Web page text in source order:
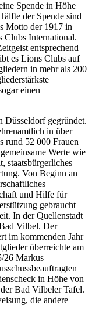
Spende in Höhe
der Spende sind
Motto der 1917 in
Clubs International.
entsprechend
es Lions Clubs auf
in mehr als 200
einen
Düsseldorf gegründet.
in über
rund 52 000 Frauen
Werte wie
staatsbürgerliches
Von Beginn an
und Hilfe für
gebraucht
In der Quellenstadt
Vilbel. Der
im kommenden Jahr
überreichte am
26 Markus
in Höhe von
Bad Vilbeler Tafel.
die andere